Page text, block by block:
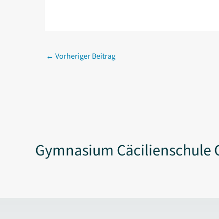
← Vorheriger Beitrag
Gymnasium Cäcilienschule